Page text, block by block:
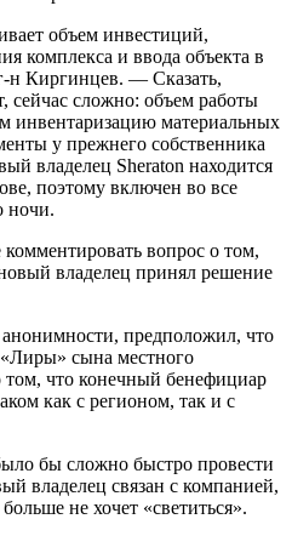
объем инвестиций,
комплекса и ввода объекта в
н Киргинцев. — Сказать,
сейчас сложно: объем работы
инвентаризацию материальных
у прежнего собственника
владелец Sheraton находится
поэтому включен во все
ночи.
вопрос о том,
владелец принял решение
предположил, что
сына местного
что конечный бенефициар
как с регионом, так и с
бы сложно быстро провести
владелец связан с компанией,
не хочет «светиться».